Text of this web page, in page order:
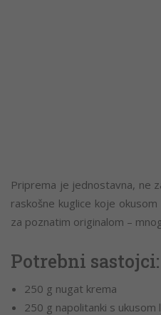
Priprema je jednostavna, ne
raskošne kuglice koje
za poznatim originalom –
Potrebni sastojci:
250 g nugat krema
250 g napolitanki s ukusom